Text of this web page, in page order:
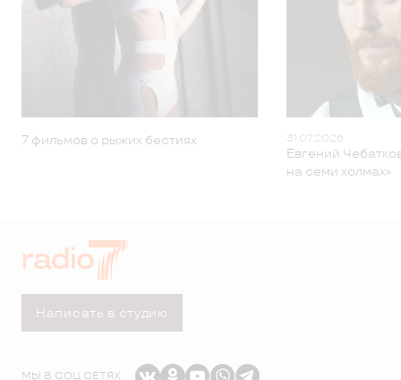
7 фильмов о рыжих бестиях 31.07.2026
Евгений
на семи холмах»
Написать в студию
МЫ В СОЦ СЕТЯХ